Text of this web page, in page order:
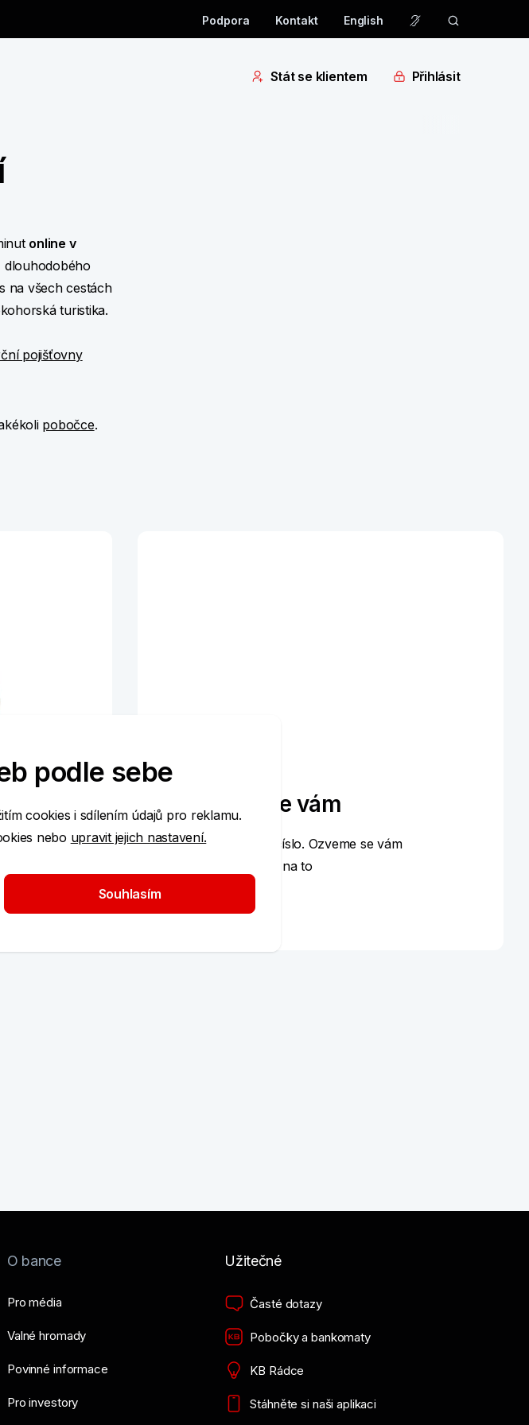
Podpora Kontakt English
Stát se klientem Přihlásit
online v
dlouhodobého
na všech cestách
turistika.
pojišťovny
pobočce.
Zavoláme vám
Dejte nám své číslo. Ozveme se vám
a poradíme, jak na to
O bance
Pro média
Valné hromady
Povinné informace
Pro investory
Užitečné
Časté dotazy
Pobočky a bankomaty
KB Rádce
Stáhněte si naši aplikaci
podle sebe
cookies i sdílením údajů pro reklamu.
nebo upravit jejich nastavení.
Souhlasím